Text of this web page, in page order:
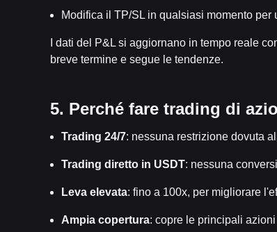
Modifica il TP/SL in qualsiasi momento
I dati del P&L si aggiornano in tempo reale
breve termine e segue le tendenze.
5. Perché fare trading di
Trading 24/7: nessuna restrizione dovuta
Trading diretto in USDT: nessuna
Leva elevata: fino a 100x, per migliorare
Ampia copertura: copre le principali